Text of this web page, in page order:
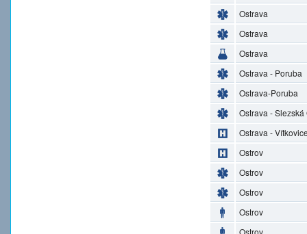
Ostrava
Ostrava
Ostrava
Ostrava - Poruba
Ostrava-Poruba
Ostrava - Slezská
Ostrava -
Ostrov
Ostrov
Ostrov
Ostrov